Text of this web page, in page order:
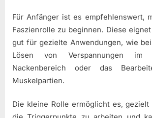
Für Anfänger ist es empfehlenswert,
Faszienrolle zu beginnen. Diese
gut für gezielte Anwendungen, wie
Lösen von Verspannungen im
Nackenbereich oder das
Muskelpartien.
Die kleine Rolle ermöglicht es,